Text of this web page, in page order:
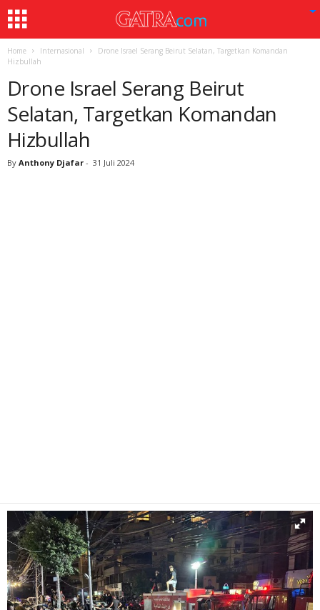
Home Internasional
Drone Israel Serang Beirut Selatan, Targetkan Komandan
Hizbullah
Drone Israel Serang Beirut
Selatan, Targetkan Komandan
Hizbullah
By Anthony Djafar - 31 Juli 2024